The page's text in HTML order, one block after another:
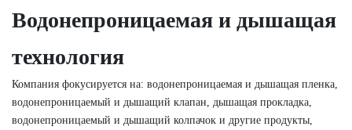
Водонепроницаемая и дышащая
технология
Компания фокусируется на: водонепроницаемая и дышащая пленка,
водонепроницаемый и дышащий клапан, дышащая прокладка,
водонепроницаемый и дышащий колпачок и другие продукты,